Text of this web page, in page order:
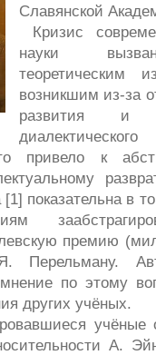
Славянской
Кризис
науки
теоретическим
возникшим из-за
развития и
привело к
показательна в
премию
Перельману.
по этому
других учёных.
учёные
А.